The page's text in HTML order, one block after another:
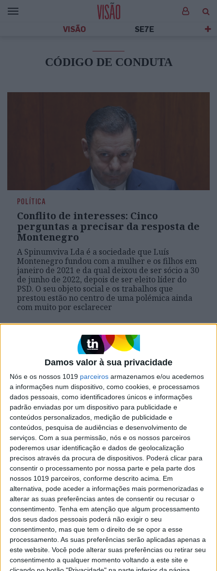
Damos valor à sua privacidade
Nós e os nossos 1019 parceiros armazenamos e/ou acedemos
a informações num dispositivo, como cookies, e processamos
dados pessoais, como identificadores únicos e informações
padrão enviadas por um dispositivo para publicidade e
conteúdos personalizados, medição de publicidade e
conteúdos, pesquisa de audiências e desenvolvimento de
serviços. Com a sua permissão, nós e os nossos parceiros
poderemos usar identificação e dados de geolocalização
precisos através da procura de dispositivos. Poderá clicar para
consentir o processamento por nossa parte e pela parte dos
nossos 1019 parceiros, conforme descrito acima. Em
alternativa, pode aceder a informações mais pormenorizadas e
alterar as suas preferências antes de consentir ou recusar o
consentimento. Tenha em atenção que algum processamento
dos seus dados pessoais poderá não exigir o seu
consentimento, mas que tem o direito de se opor a esse
processamento. As suas preferências serão aplicadas apenas a
este website. Você pode alterar suas preferências ou retirar seu
consentimento a qualquer momento voltando a este site e
VISÃO SE7E
CÓDIGO DE CONDUTA
POLÍTICA
Conflito de interesses: Cinco
perguntas a precisar da resposta de
Montenegro
A Spinumviva Lda é a sociedade que Luís
Montenegro fundou com a mulher e os filhos em
janeiro de 2021 e da qual deixou de ser sócio a 30
de junho de 2022, depois de ser eleito líder do
PSD. O seu objeto social e os trabalhos que
prestou estão no centro de uma polémica ainda
com muito por esclarecer
POLÍTICA
Transparência divide o PS
O pacote da transparência está a criar divisôes
no grupo parlamentar do PS. Enquanto Sérgio
Sousa Pinto criticou o projeto do partido, Isabel
Moreira foi mais longe e diz que votará contra se
a proposta não for alterada